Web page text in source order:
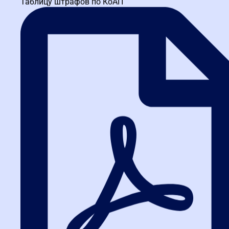
Стоимость
Выше (аренда,
Ниже (нет накладных
Удостоверение гос.
Удостоверение гос.
специалистов, которым
важна экономия времени
курсы по 223-ФЗ для заказчиков
Типичные ошибки
поставщиков и заказчиков в в
Мы собрали самые распространенные проблемы, с которыми
сталкиваются участники закупок в в Москве. Знание этих
ошибок поможет их избежать.